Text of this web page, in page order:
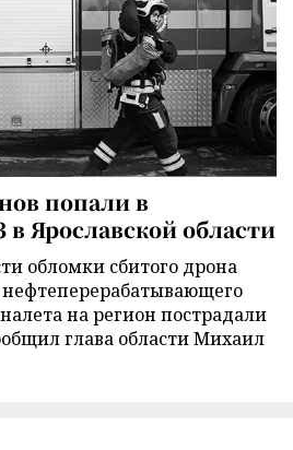
попали в
Ярославской области
обломки сбитого дрона
на регион пострадали
глава области Михаил